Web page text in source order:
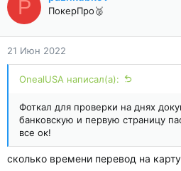
P ПокерПро🥈
21 Июн 2022
OnealUSA написал(а):
Фоткал для проверки на днях
банковскую и первую страницу
все ок!
сколько времени перевод на